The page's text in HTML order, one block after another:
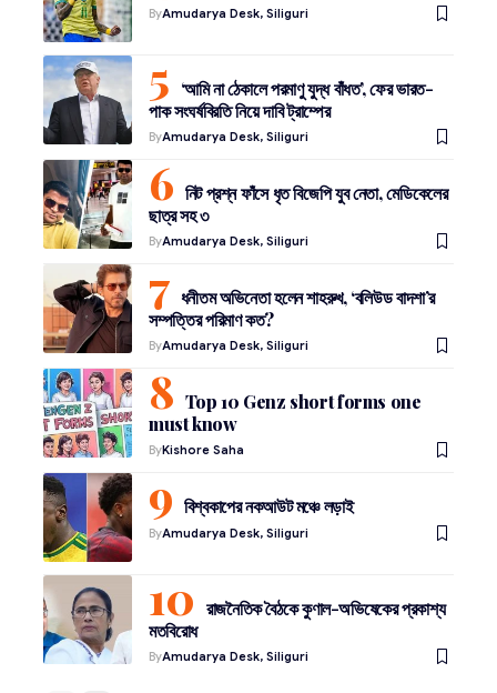
ByAmudarya Desk, Siliguri
‘আমি না ঠেকালে পরমাণু যুদ্ধ বাঁধত’, ফের ভারত-
পাক সংঘর্ষবিরতি নিয়ে দাবি ট্রাম্পের
ByAmudarya Desk, Siliguri
নিট প্রশ্ন ফাঁসে ধৃত বিজেপি যুব নেতা, মেডিকেলের
ছাত্র সহ ৩
ByAmudarya Desk, Siliguri
ধনীতম অভিনেতা হলেন শাহরুখ, ‘বলিউড বাদশা’র
সম্পত্তির পরিমাণ কত?
ByAmudarya Desk, Siliguri
Top 10 Genz short forms one
must know
ByKishore Saha
বিশ্বকাপের নকআউট মঞ্চে লড়াই
ByAmudarya Desk, Siliguri
রাজনৈতিক বৈঠকে কুণাল-অভিষেকের প্রকাশ্য
মতবিরোধ
ByAmudarya Desk, Siliguri